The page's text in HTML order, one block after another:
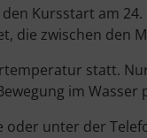
Kursstart am
zwischen den
statt.
im
unter der